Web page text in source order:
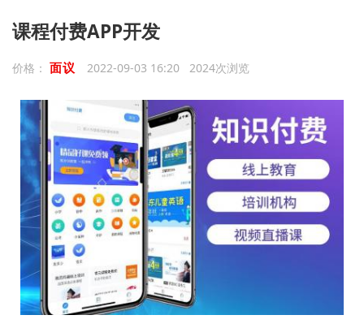
课程付费APP开发
价格： 面议 2022-09-03 16:20 2024次浏览